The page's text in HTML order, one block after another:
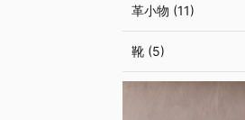
革小物 (11)
靴 (5)